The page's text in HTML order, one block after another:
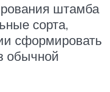
штамба
сорта,
сформировать
обычной